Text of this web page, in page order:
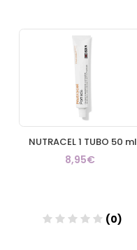
Añadir
NUTRACEL 1 TUBO 50 ml
8,95€
(0)